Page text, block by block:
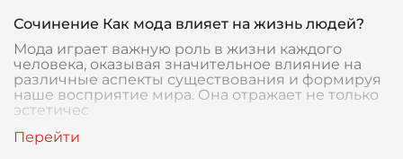
Сочинение Как мода влияет на жизнь людей?
Мода играет важную роль в жизни каждого
человека, оказывая значительное влияние на
различные аспекты существования и формируя
наше восприятие мира. Она отражает не только
эстетичес